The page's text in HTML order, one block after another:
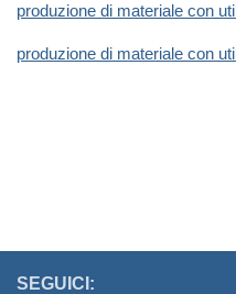
produzione di materiale con
produzione di materiale con
SEGUICI: